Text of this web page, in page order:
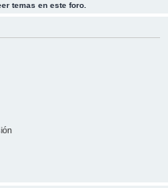
temas en este foro.